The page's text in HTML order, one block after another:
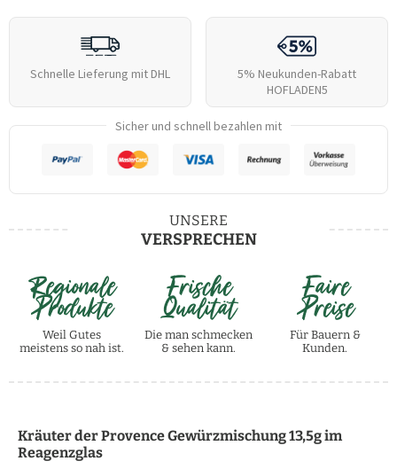
Schnelle Lieferung mit DHL
5% Neukunden-Rabatt
HOFLADEN5
Sicher und schnell bezahlen mit
UNSERE
VERSPRECHEN
Regionale
Produkte
Weil Gutes
meistens so nah ist.
Frische
Qualität
Die man schmecken
& sehen kann.
Faire
Preise
Für Bauern &
Kunden.
Kräuter der Provence Gewürzmischung 13,5g im
Reagenzglas